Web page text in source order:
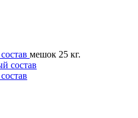
мешок 25 кг.